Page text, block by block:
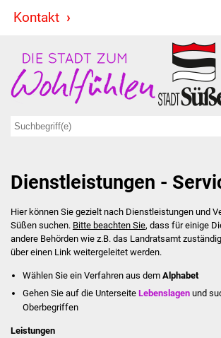
Kontakt
Stadt & Politik
Bürgermeister
Jugendbeirat
Dienstleistungen -
Hier können Sie gezielt nach Dienstleistungen und
Süßen suchen. Bitte beachten Sie, dass für einige
andere Behörden wie z.B. das Landratsamt
über einen Link weitergeleitet werden.
Wählen Sie ein Verfahren aus dem Alphabet
Gehen Sie auf die UnterseiteLebenslagen und
Oberbegriffen
Leistungen